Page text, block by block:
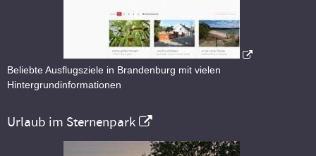
Beliebte Ausflugsziele in Brandenburg mit vielen
Hintergrundinformationen
Urlaub im Sternenpark